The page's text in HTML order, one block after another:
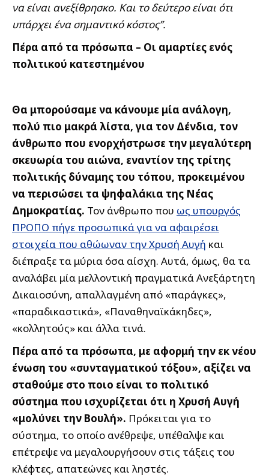
να είναι ανεξίθρησκο. Και το δεύτερο είναι ότι
υπάρχει ένα σημαντικό κόστος”.
Πέρα από τα πρόσωπα – Οι αμαρτίες ενός
πολιτικού κατεστημένου
Θα μπορούσαμε να κάνουμε μία ανάλογη,
πολύ πιο μακρά λίστα, για τον Δένδια, τον
άνθρωπο που ενορχήστρωσε την μεγαλύτερη
σκευωρία του αιώνα, εναντίον της τρίτης
πολιτικής δύναμης του τόπου, προκειμένου
να περισώσει τα ψηφαλάκια της Νέας
Δημοκρατίας. Τον άνθρωπο που ως υπουργός
ΠΡΟΠΟ πήγε προσωπικά για να αφαιρέσει
στοιχεία που αθώωναν την Χρυσή Αυγή και
διέπραξε τα μύρια όσα αίσχη. Αυτά, όμως, θα τα
αναλάβει μία μελλοντική πραγματικά Ανεξάρτητη
Δικαιοσύνη, απαλλαγμένη από «παράγκες»,
«παραδικαστικά», «Παναθηναϊκάκηδες»,
«κολλητούς» και άλλα τινά.
Πέρα από τα πρόσωπα, με αφορμή την εκ νέου
ένωση του «συνταγματικού τόξου», αξίζει να
σταθούμε στο ποιο είναι το πολιτικό
σύστημα που ισχυρίζεται ότι η Χρυσή Αυγή
«μολύνει την Βουλή». Πρόκειται για το
σύστημα, το οποίο ανέθρεψε, υπέθαλψε και
επέτρεψε να μεγαλουργήσουν στις τάξεις του
κλέφτες, απατεώνες και ληστές.